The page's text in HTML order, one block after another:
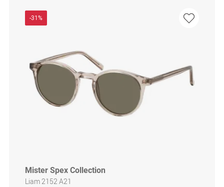
-31%
Mister Spex Collection
Liam 2152 A21